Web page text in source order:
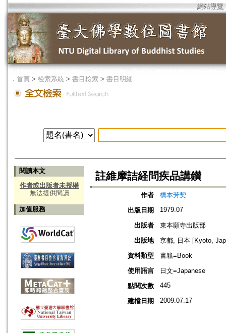
網站導覽
． 首頁 > 檢索系統 > 書目檢索 > 書目明細
閱讀本文
作者或出版者未授權
無法提供閱讀
加值服務
註維摩詰経問疾品講鑚
作者
橋本芳契
出版日期
1979.07
出版者
東本願寺出版部
出版地
京都, 日本 [Kyoto,
資料類型
書籍=Book
使用語言
日文=Japanese
點閱次數
445
建檔日期 2009.07.17